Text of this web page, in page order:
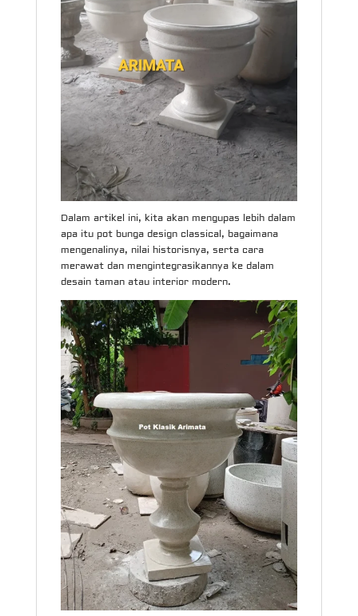
Dalam artikel ini, kita akan mengupas lebih dalam
apa itu pot bunga design classical, bagaimana
mengenalinya, nilai historisnya, serta cara
merawat dan mengintegrasikannya ke dalam
desain taman atau interior modern.